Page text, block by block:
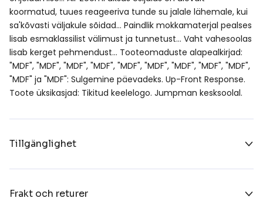
koormatud, tuues reageeriva tunde su jalale lähemale, kui
sa'kõvasti väljakule sõidad… Paindlik mokkamaterjal pealses
lisab esmaklassilist välimust ja tunnetust… Vaht vahesoolas
lisab kerget pehmendust… Tooteomaduste alapealkirjad:
"MDF", "MDF", "MDF", "MDF", "MDF", "MDF", "MDF", "MDF", "MDF",
"MDF" ja "MDF": Sulgemine päevadeks. Up-Front Response.
Toote üksikasjad: Tikitud keelelogo. Jumpman kesksoolal.
Tillgänglighet
Frakt och returer